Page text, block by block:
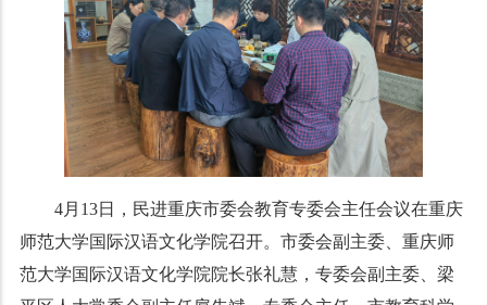
4月13日，民进重庆市委会教育专委会主任会议在重庆
师范大学国际汉语文化学院召开。市委会副主委、重庆师
范大学国际汉语文化学院院长张礼慧，专委会副主委、梁